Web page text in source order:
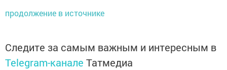
продолжение в источнике
Следите за самым важным и интересным в
Telegram-канале Татмедиа